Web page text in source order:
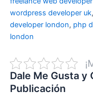
wordpress developer uk,
developer london, php
london
Dale Me Gusta
Publicación